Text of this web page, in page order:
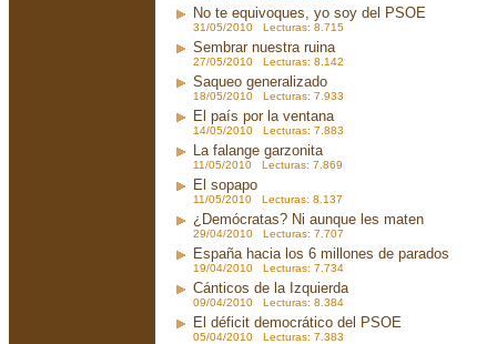
No te equivoques, yo soy del PSOE
31/05/2010 Lecturas: 8.715
Sembrar nuestra ruina
27/05/2010 Lecturas: 8.142
Saqueo generalizado
18/05/2010 Lecturas: 7.933
El país por la ventana
14/05/2010 Lecturas: 7.883
La falange garzonita
11/05/2010 Lecturas: 7.869
El sopapo
11/05/2010 Lecturas: 8.137
¿Demócratas? Ni aunque les maten
29/04/2010 Lecturas: 7.707
España hacia los 6 millones de parados
19/04/2010 Lecturas: 7.734
Cánticos de la Izquierda
09/04/2010 Lecturas: 8.384
El déficit democrático del PSOE
05/04/2010 Lecturas: 7.383